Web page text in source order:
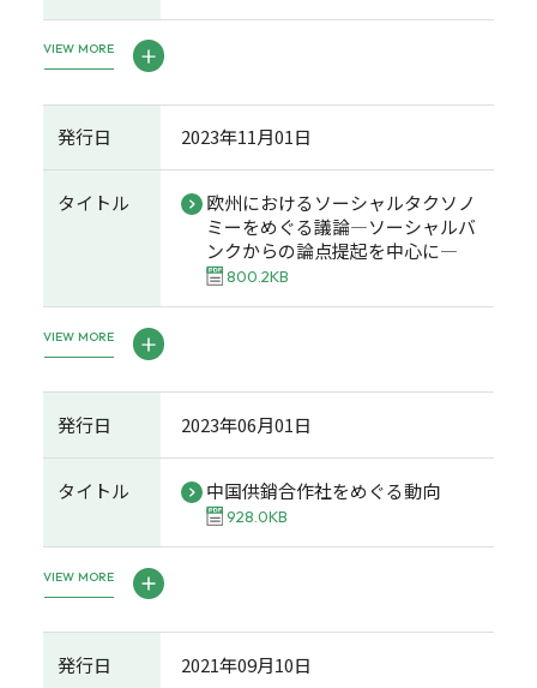
VIEW MORE
発行日 2023年11月01日
タイトル
欧州におけるソーシャルタクソノ
ミーをめぐる議論―ソーシャルバ
ンクからの論点提起を中心に―
800.2KB
VIEW MORE
発行日 2023年06月01日
タイトル 中国供銷合作社をめぐる動向
928.0KB
VIEW MORE
発行日 2021年09月10日